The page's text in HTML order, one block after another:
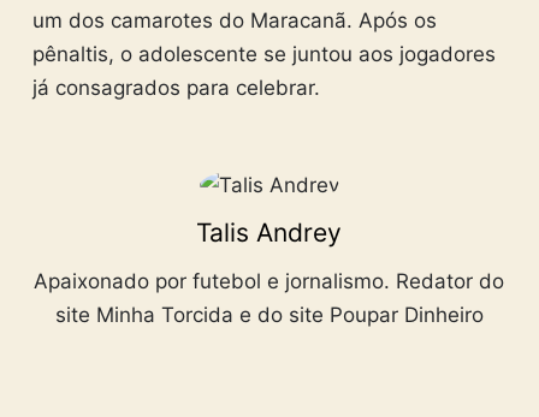
um dos camarotes do Maracanã. Após os
pênaltis, o adolescente se juntou aos jogadores
já consagrados para celebrar.
Talis Andrey
Apaixonado por futebol e jornalismo. Redator do
site Minha Torcida e do site Poupar Dinheiro